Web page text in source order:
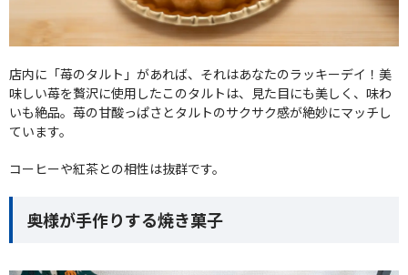
店内に「苺のタルト」があれば、それはあなたのラッキーデイ！美
味しい苺を贅沢に使用したこのタルトは、見た目にも美しく、味わ
いも絶品。苺の甘酸っぱさとタルトのサクサク感が絶妙にマッチし
ています。
コーヒーや紅茶との相性は抜群です。
奥様が手作りする焼き菓子